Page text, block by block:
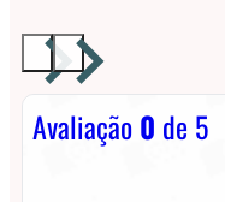
Avaliação0 de 5